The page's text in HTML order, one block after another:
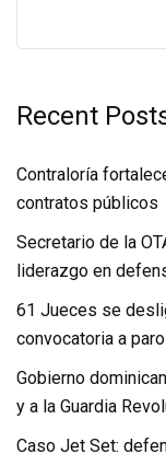
Recent
Contraloría
contratos públicos
Secretario de la
liderazgo en
61 Jueces se
convocatoria a paro
Gobierno
y a la Guardia
Caso Jet Set: